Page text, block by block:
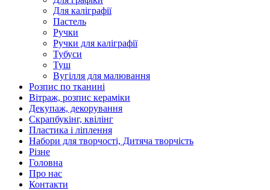
Для каліграфії
Пастель
Ручки
Ручки для каліграфії
Тубуси
Туш
Вугілля для малювання
Розпис по тканині
Вітраж, розпис кераміки
Декупаж, декорування
Скрапбукінг, квілінг
Пластика і ліплення
Набори для творчості, Дитяча творчість
Різне
Головна
Про нас
Контакти